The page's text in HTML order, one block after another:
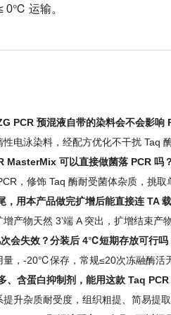
0℃ 运输。
PCR 预混液自带的染料会不会影响
电泳染料，经配方优化不干扰 Taq
MasterMix 可以直接做菌落 PCR 吗
，修饰 Taq 酶耐受菌体杂质，挑
，用本产品做完扩增后能直接连 TA
产物天然 3’端 A 突出，扩增结束产
会失效？分装后 4℃短期存放可行吗
量，-20℃保存，常规≤20次冻融酶活
、含蛋白抑制剂，能用这款 Taq PCR
升杂质耐受度，组织粗提、简易提